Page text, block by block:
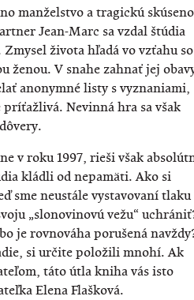
manželstvo a tragickú
Jean-Marc sa vzdal štúdia
života hľadá vo vzťahu so
ženou. V snahe zahnať jej
anonymné listy s vyznaniami,
Nevinná hra sa však
v roku 1997, rieši však
kládli od nepamäti. Ako si
sme neustále vystavovaní tlaku
„slonovinovú vežu“
je rovnováha porušená
si určite položili mnohí. Ak
táto útla kniha vás isto
Elena Flašková.